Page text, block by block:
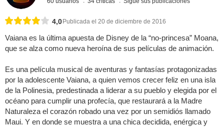
4,0 Publicada el 20 de diciembre de 2016
Vaiana es la última apuesta de Disney de la “no-princesa” Moana,
que se alza como nueva heroína de sus películas de animación.
Es una película musical de aventuras y fantasías protagonizadas
por la adolescente Vaiana, a quien vemos crecer feliz en una isla
de la Polinesia, predestinada a liderar a su pueblo y elegida por el
océano para cumplir una profecía, que restaurará a la Madre
Naturaleza el corazón robado una vez por un semidiós llamado
Maui. Y en donde se muestra a una chica decidida, enérgica y